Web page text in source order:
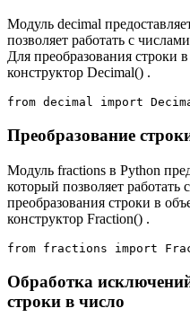
Модуль decimal
позволяет работать с
Для преобразования строки
конструктор Decimal() .
from decimal import
Преобразование
Модуль fractions в Python
который позволяет
преобразования строки в
конструктор Fraction() .
from fractions import
Обработка
строки в число